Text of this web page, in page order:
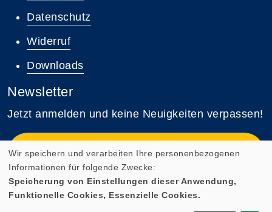
Datenschutz
Widerruf
Downloads
Newsletter
Jetzt anmelden und keine Neuigkeiten verpassen!
Zum Newsletter anmelden
Wir speichern und verarbeiten Ihre personenbezogenen
Informationen für folgende Zwecke:
Speicherung von Einstellungen dieser Anwendung,
Funktionelle Cookies, Essenzielle Cookies.